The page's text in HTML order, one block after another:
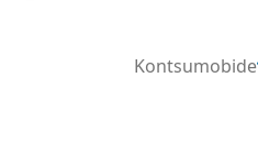
Kontsumobide